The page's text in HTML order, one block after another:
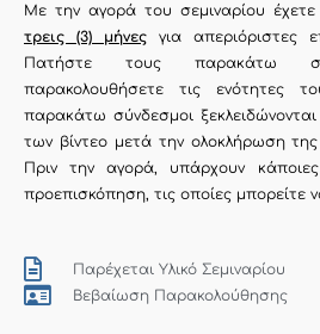
Με την αγορά του σεμιναρίου έχετε
τρεις (3) μήνες για απεριόριστες
Πατήστε τους παρακάτω
παρακολουθήσετε τις ενότητες
παρακάτω σύνδεσμοι
των βίντεο μετά την ολοκλήρωση
Πριν την αγορά, υπάρχουν κάποιες
προεπισκόπηση, τις οποίες μπορείτε
Παρέχεται Υλικό Σεμιναρίου
Βεβαίωση Παρακολούθησης